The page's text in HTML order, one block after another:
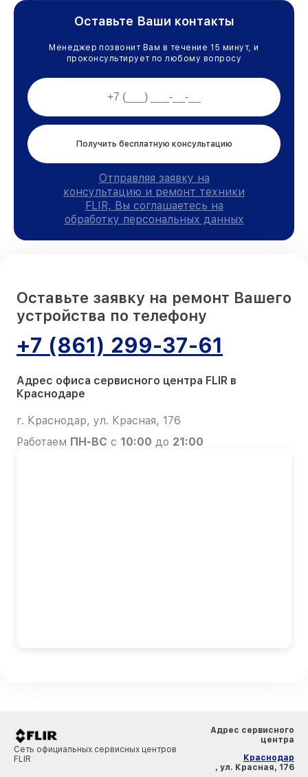
Оставьте Ваши контакты
Менеджер позвонит Вам в течение 15 минут, и
проконсультирует по любому вопросу
Получить бесплатную консультацию
Отправляя заявку на
консультацию и ремонт техники
FLIR, Вы соглашаетесь на
обработку персональных данных
Оставьте заявку на ремонт Вашего
устройства по телефону
+7 (861) 299-37-61
Адрес офиса сервисного центра FLIR в
Краснодаре
г. Краснодар, ул. Красная, 176
Работаем ПН-ВС с 10:00 до 21:00
Сеть официальных сервисных центров
FLIR
Адрес сервисного
центра
Краснодар
, ул. Красная, 176